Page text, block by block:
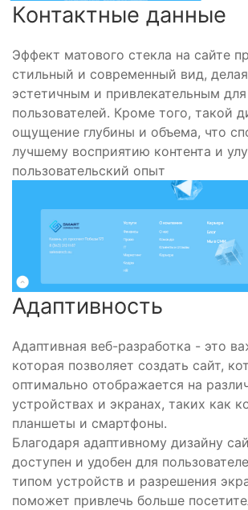
Контактные данные
Эффект матового стекла на сайте
стильный и современный вид,
эстетичным и привлекательным для
пользователей. Кроме того, такой
ощущение глубины и объема, что
лучшему восприятию контента и
пользовательский опыт
Адаптивность
Адаптивная веб-разработка - это
которая позволяет создать сайт,
оптимально отображается на
устройствах и экранах, таких как
планшеты и смартфоны.
Благодаря адаптивному дизайну
доступен и удобен для
типом устройств и разрешения
поможет привлечь больше